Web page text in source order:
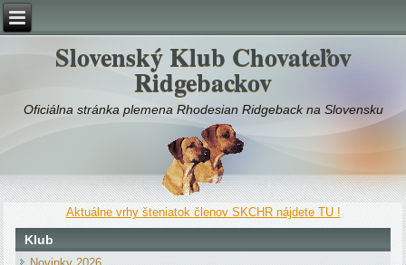
Slovenský Klub Chovateľov
Ridgebackov
Oficiálna stránka plemena Rhodesian Ridgeback na Slovensku
Aktuálne vrhy šteniatok členov SKCHR nájdete TU !
Klub